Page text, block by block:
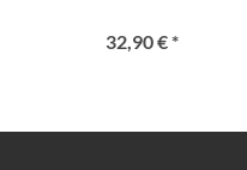
32,90 € *